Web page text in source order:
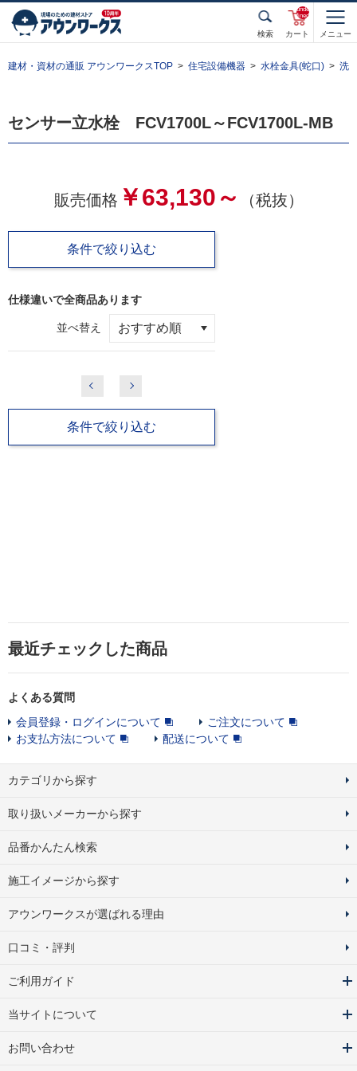
検索 カート
unde
fined
メニュー
建材・資材の通販 アウンワークスTOP 住宅設備機器 水栓金具(蛇口) 洗
センサー立水栓 FCV1700L～FCV1700L-MB
販売価格 ￥63,130～ （税抜）
条件で絞り込む
仕様違いで全商品あります
並べ替え
条件で絞り込む
最近チェックした商品
よくある質問
会員登録・ログインについて
ご注文について
お支払方法について
配送について
カテゴリから探す
取り扱いメーカーから探す
品番かんたん検索
施工イメージから探す
アウンワークスが選ばれる理由
口コミ・評判
ご利用ガイド
当サイトについて
お問い合わせ